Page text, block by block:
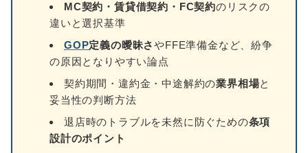
MC契約・賃貸借契約・FC契約のリスクの
違いと選択基準
GOP定義の曖昧さやFFE準備金など、紛争
の原因となりやすい論点
契約期間・違約金・中途解約の業界相場と
妥当性の判断方法
退店時のトラブルを未然に防ぐための条項
設計のポイント